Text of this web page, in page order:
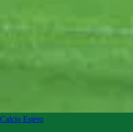
Calcio Estero